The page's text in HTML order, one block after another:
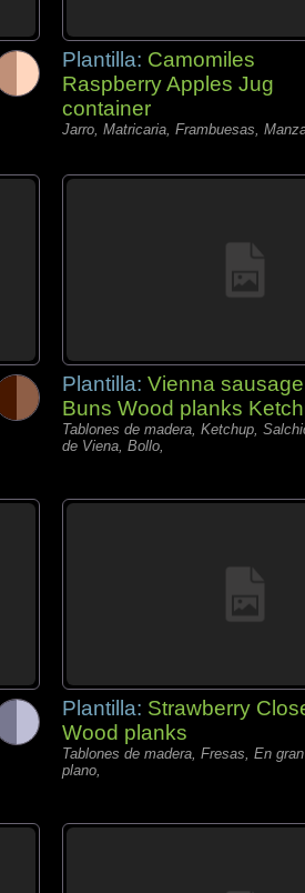
Plantilla: Camomiles
Raspberry Apples Jug
container
Jarro, Matricaria, Frambuesas,
Plantilla: Vienna sausage
Buns Wood planks
Tablones de madera, Ketchup,
de Viena, Bollo,
Plantilla: Strawberry
Wood planks
Tablones de madera, Fresas, En gran
plano,